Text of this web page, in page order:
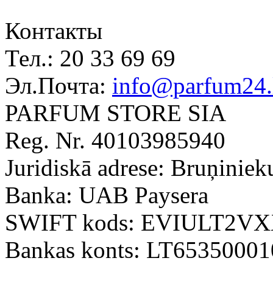
Контакты
Тел.: 20 33 69 69
Эл.Почта:
PARFUM STORE SIA
Reg. Nr. 40103985940
Juridiskā adrese:
Banka: UAB Paysera
SWIFT kods:
Bankas konts: